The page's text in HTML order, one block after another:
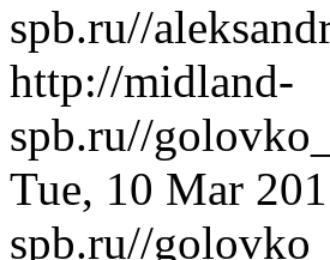
spb.ru//
http://midland-
spb.ru//
Tue, 10 Mar
spb.ru//